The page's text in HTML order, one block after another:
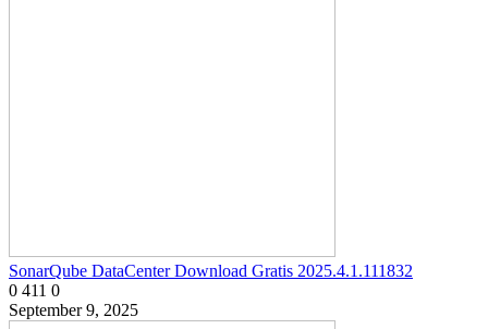
SonarQube DataCenter Download Gratis 2025.4.1.111832
0 411 0
September 9, 2025